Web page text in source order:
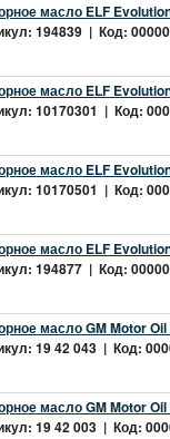
масло ELF
194839 | Код:
масло ELF
10170301 | Код:
масло ELF
10170501 | Код:
масло ELF
194877 | Код:
масло GM Motor Oil
19 42 043 | Код:
масло GM Motor
19 42 003 | Код: